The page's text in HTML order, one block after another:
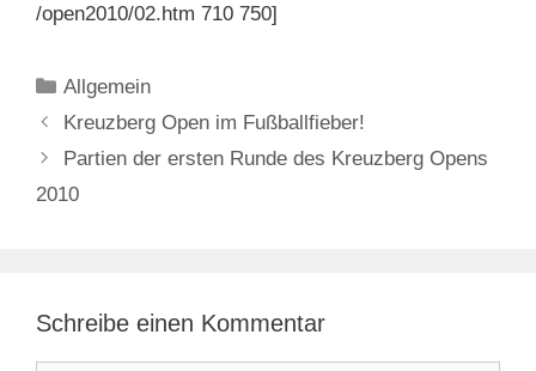
/open2010/02.htm 710 750]
Kategorien
Allgemein
Kreuzberg Open im Fußballfieber!
Partien der ersten Runde des Kreuzberg Opens
2010
Schreibe einen Kommentar